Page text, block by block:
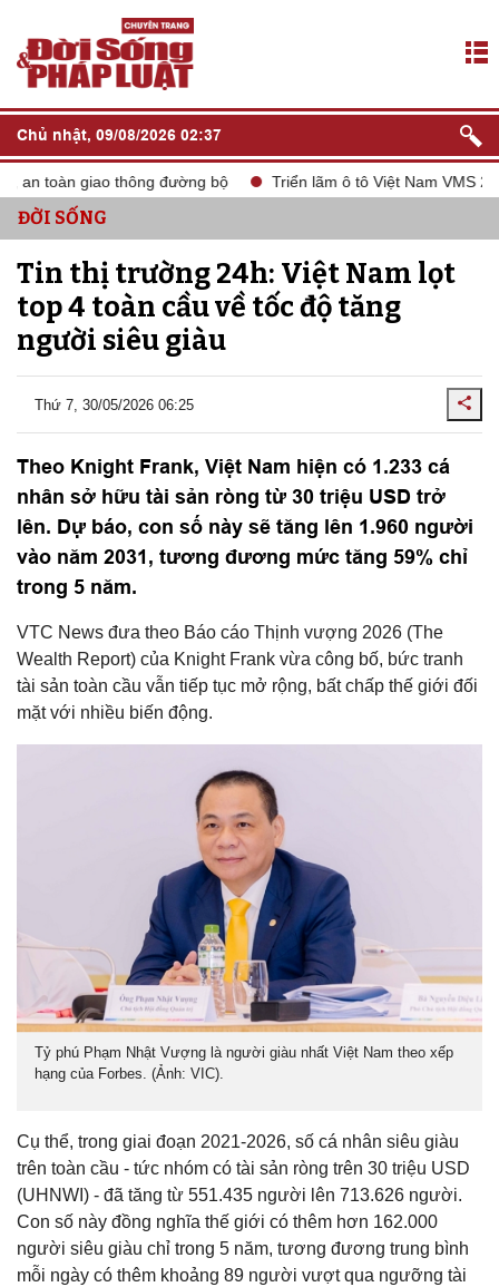
Chủ nhật, 09/08/2026 02:37
toàn giao thông đường bộ Triển lãm ô tô Việt Nam VMS 2024
ĐỜI SỐNG
Tin thị trường 24h: Việt Nam lọt
top 4 toàn cầu về tốc độ tăng
người siêu giàu
Thứ 7, 30/05/2026 06:25
Theo Knight Frank, Việt Nam hiện có 1.233 cá
nhân sở hữu tài sản ròng từ 30 triệu USD trở
lên. Dự báo, con số này sẽ tăng lên 1.960 người
vào năm 2031, tương đương mức tăng 59% chỉ
trong 5 năm.
VTC News đưa theo Báo cáo Thịnh vượng 2026 (The
Wealth Report) của Knight Frank vừa công bố, bức tranh
tài sản toàn cầu vẫn tiếp tục mở rộng, bất chấp thế giới đối
mặt với nhiều biến động.
Tỷ phú Phạm Nhật Vượng là người giàu nhất Việt Nam theo xếp
hạng của Forbes. (Ảnh: VIC).
Cụ thể, trong giai đoạn 2021-2026, số cá nhân siêu giàu
trên toàn cầu - tức nhóm có tài sản ròng trên 30 triệu USD
(UHNWI) - đã tăng từ 551.435 người lên 713.626 người.
Con số này đồng nghĩa thế giới có thêm hơn 162.000
người siêu giàu chỉ trong 5 năm, tương đương trung bình
mỗi ngày có thêm khoảng 89 người vượt qua ngưỡng tài